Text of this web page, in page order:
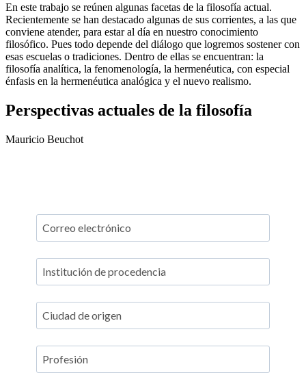
En este trabajo se reúnen algunas facetas de la filosofía actual.
Recientemente se han destacado algunas de sus corrientes, a las que
conviene atender, para estar al día en nuestro conocimiento
filosófico. Pues todo depende del diálogo que logremos sostener con
esas escuelas o tradiciones. Dentro de ellas se encuentran: la
filosofía analítica, la fenomenología, la hermenéutica, con especial
énfasis en la hermenéutica analógica y el nuevo realismo.
Perspectivas actuales de la filosofía
Mauricio Beuchot